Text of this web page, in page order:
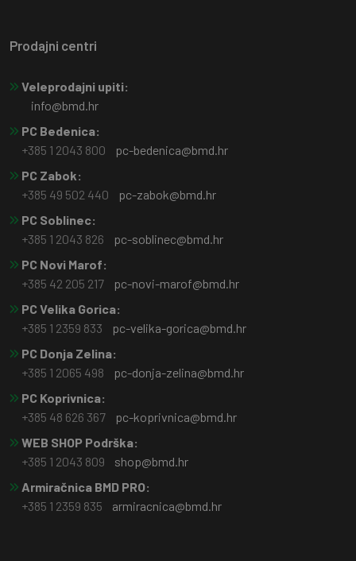
Prodajni centri
Veleprodajni upiti:
info@bmd.hr
PC Bedenica:
+385 1 2043 800
pc-bedenica@bmd.hr
PC Zabok:
+385 49 502 440
pc-zabok@bmd.hr
PC Soblinec:
+385 1 2043 826
pc-soblinec@bmd.hr
PC Novi Marof:
+385 42 205 217
pc-novi-marof@bmd.hr
PC Velika Gorica:
+385 1 2359 833
pc-velika-gorica@bmd.hr
PC Donja Zelina:
+385 1 2065 498
pc-donja-zelina@bmd.hr
PC Koprivnica:
+385 48 626 367
pc-koprivnica@bmd.hr
WEB SHOP Podrška:
+385 1 2043 809
shop@bmd.hr
Armiračnica BMD PRO:
+385 1 2359 835
armiracnica@bmd.hr